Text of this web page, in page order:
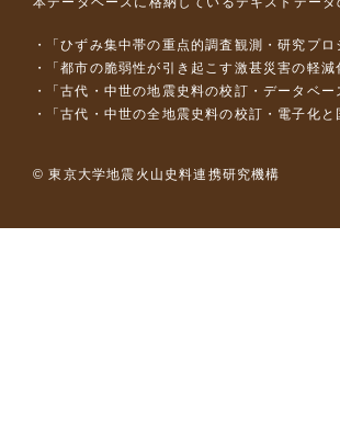
「ひずみ集中帯の重点的調査観測・研究プ
「都市の脆弱性が引き起こす激甚災害の軽
「古代・中世の地震史料の校訂・データベ
「古代・中世の全地震史料の校訂・電子化
© 東京大学地震火山史料連携研究機構